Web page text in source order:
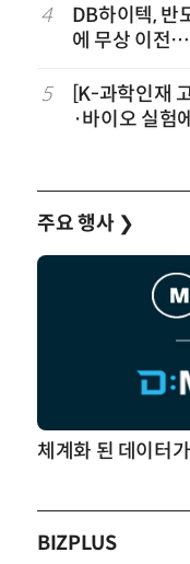
4
DB하이텍, 반
에 무상 이전
5
[K-과학인재
·바이오 실험
주요 행사 ❯
BIZPLUS